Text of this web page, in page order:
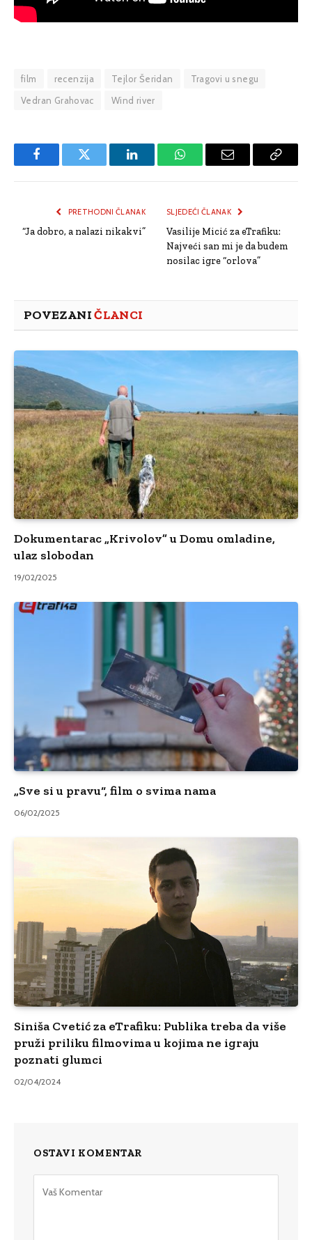
film recenzija Tejlor Šeridan
Tragovi u snegu
Vedran Grahovac
Wind river
FacebookTwitter LinkedInWhatsAppEmail
Copy
PRETHODNI ČLANAK
“Ja dobro, a nalazi nikakvi”
SLJEDEĆI ČLANAK
Vasilije Micić za eTrafiku:
Najveći san mi je da budem
nosilac igre “orlova”
POVEZANIČLANCI
Dokumentarac „Krivolov” u Domu omladine,
ulaz slobodan
19/02/2025
„Sve si u pravu“, film o svima nama
06/02/2025
Siniša Cvetić za eTrafiku: Publika treba da više
pruži priliku filmovima u kojima ne igraju
poznati glumci
02/04/2024
OSTAVI KOMENTAR